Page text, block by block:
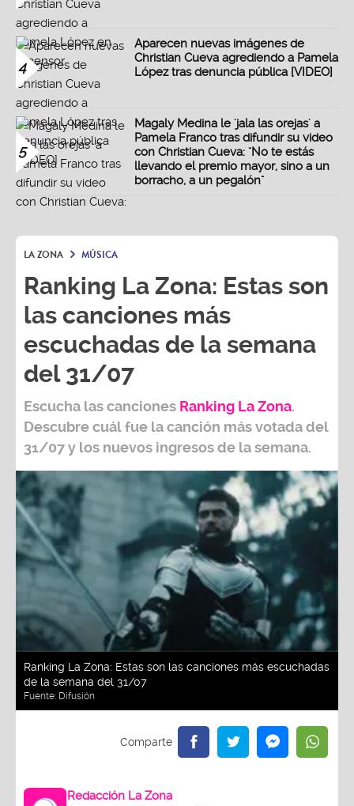
4
Aparecen nuevas imágenes de
Christian Cueva agrediendo a Pamela
López tras denuncia pública [VIDEO]
5
Magaly Medina le 'jala las orejas' a
Pamela Franco tras difundir su video
con Christian Cueva: "No te estás
llevando el premio mayor, sino a un
borracho, a un pegalón"
LA ZONA MÚSICA
Ranking La Zona: Estas son
las canciones más
escuchadas de la semana
del 31/07
Escucha las canciones Ranking La Zona.
Descubre cuál fue la canción más votada del
31/07y los nuevos ingresos de la semana.
Ranking La Zona: Estas son las canciones más escuchadas
de la semana del 31/07
Fuente: Difusión
Redacción La Zona